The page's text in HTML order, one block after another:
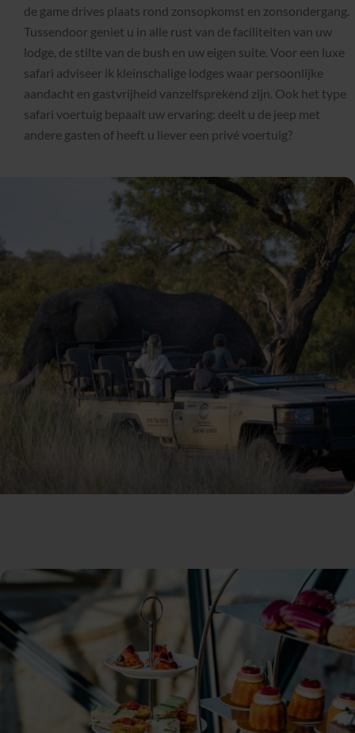
de game drives plaats rond zonsopkomst en zonsondergang.
Tussendoor geniet u in alle rust van de faciliteiten van uw
lodge, de stilte van de bush en uw eigen suite. Voor een luxe
safari adviseer ik kleinschalige lodges waar persoonlijke
aandacht en gastvrijheid vanzelfsprekend zijn. Ook het type
safari voertuig bepaalt uw ervaring: deelt u de jeep met
andere gasten of heeft u liever een privé voertuig?